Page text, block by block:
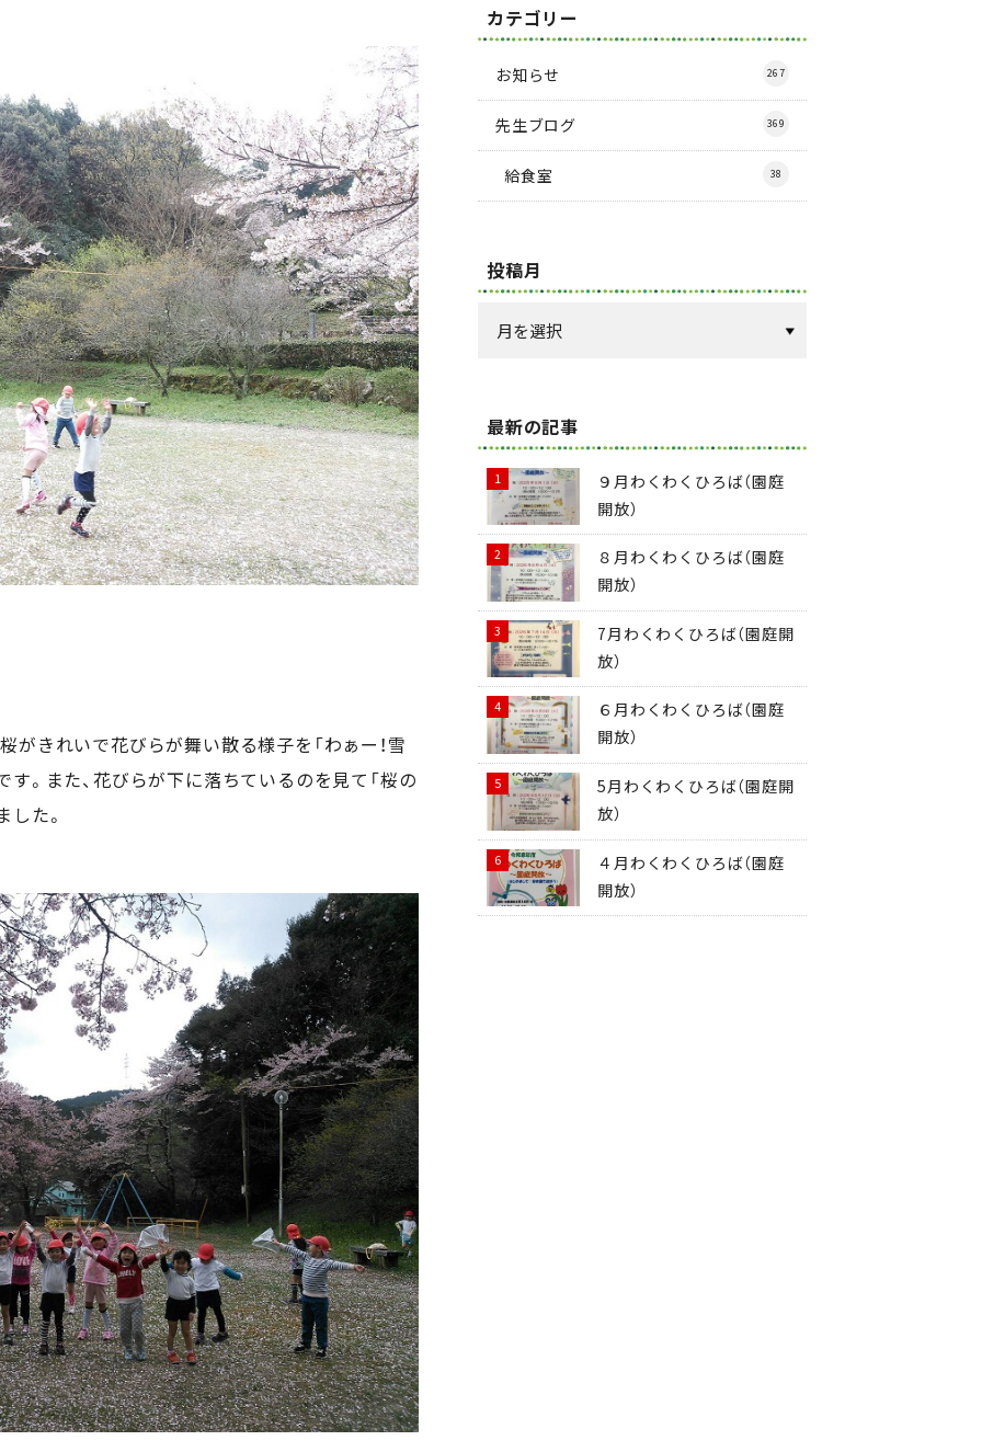
がきれいで花びらが舞い散る様子を「わぁー！雪
す。また、花びらが下に落ちているのを見て「桜の
した。
カテゴリー
お知らせ 267
先生ブログ 369
給食室 38
投稿月
最新の記事
９月わくわくひろば（園庭
開放）
８月わくわくひろば（園庭
開放）
7月わくわくひろば（園庭開
放）
６月わくわくひろば（園庭
開放）
5月わくわくひろば（園庭開
放）
４月わくわくひろば（園庭
開放）